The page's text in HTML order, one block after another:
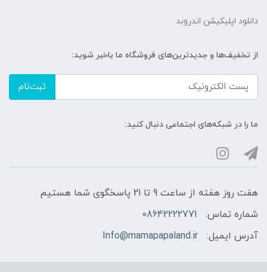
دانلود اپلیکیشن اندروبد
از تخفیف‌ها و جدیدترین‌های فروشگاه ما باخبر شوید:
ثبت‌نام
ما را در شبکه‌های اجتماعی دنبال کنید:
هفت روز هفته از ساعت 9 تا 21 پاسخگوی شما هستیم
شماره تماس:
08642222771
آدرس ایمیل:
Info@mamapapaland.ir